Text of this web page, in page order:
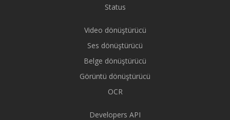
Status
Video dönüştürücü
Ses dönüştürücü
Belge dönüştürücü
Görüntü dönüştürücü
OCR
Developers API